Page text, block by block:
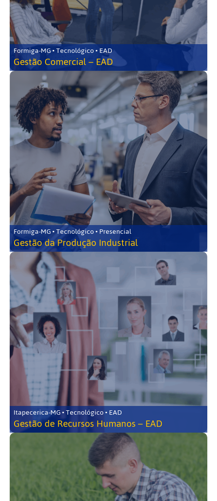
Formiga-MG • Tecnológico • EAD
Gestão Comercial – EAD
Formiga-MG • Tecnológico • Presencial
Gestão da Produção Industrial
Itapecerica-MG • Tecnológico • EAD
Gestão de Recursos Humanos – EAD